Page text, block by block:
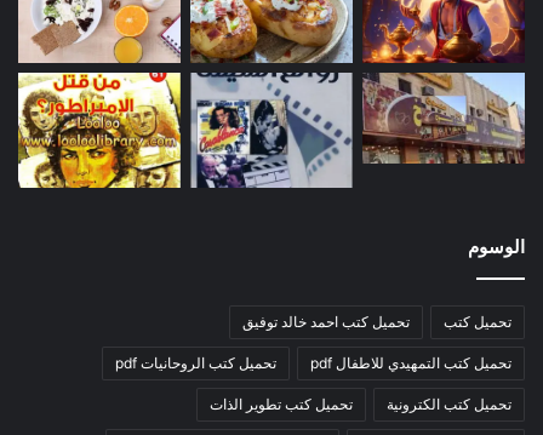
الوسوم
تحميل كتب تحميل كتب احمد خالد توفيق
تحميل كتب التمهيدي للاطفال pdf تحميل كتب الروحانيات pdf
تحميل كتب الكترونية تحميل كتب تطوير الذات